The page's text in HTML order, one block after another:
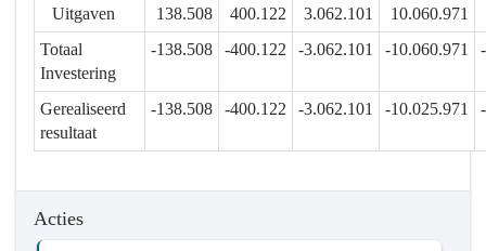
multifunctionele
ontmoetingsplaats
centrale
plek
onze
Uitgaven 138.508 400.122 3.062.101
10.060.971
Totaal
Investering
-138.508 -400.122 -3.062.101 -10.060.971
Gerealiseerd
resultaat
-138.508 -400.122 -3.062.101 -10.025.971
Acties